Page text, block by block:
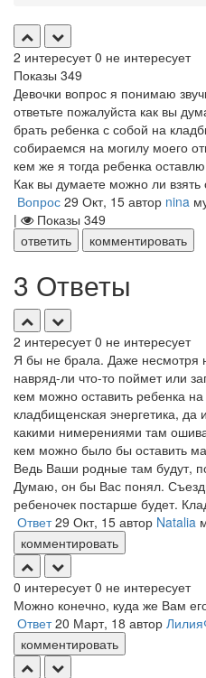
2 интересует 0 не интересует
Показы 349
Девочки вопрос я понимаю
ответьте пожалуйста как вы
брать ребенка с собой на
собираемся на могилу моего
кем же я тогда ребенка
Как вы думаете можно ли взять
Вопрос 29 Окт, 15 автор nina
|
Показы 349
ответить
комментировать
3 Ответы
2 интересует 0 не интересует
Я бы не брала. Даже несмотря
навряд-ли что-то поймет или
кем можно оставить ребенка
кладбищенская энергетика,
какими нимерениями там
кем можно было бы оставить
Ведь Ваши родные там будут,
Думаю, он бы Вас понял.
ребеночек постарше будет.
Ответ 29 Окт, 15 автор Natalia
комментировать
0 интересует 0 не интересует
Можно конечно, куда же Вам
Ответ 20 Март, 18 автор
комментировать